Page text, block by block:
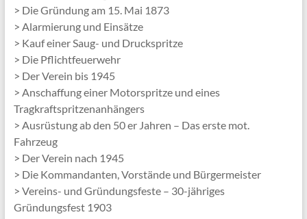
> Die Gründung am 15. Mai 1873
> Alarmierung und Einsätze
> Kauf einer Saug- und Druckspritze
> Die Pflichtfeuerwehr
> Der Verein bis 1945
> Anschaffung einer Motorspritze und eines
Tragkraftspritzenanhängers
> Ausrüstung ab den 50 er Jahren – Das erste mot.
Fahrzeug
> Der Verein nach 1945
> Die Kommandanten, Vorstände und Bürgermeister
> Vereins- und Gründungsfeste – 30-jähriges
Gründungsfest 1903